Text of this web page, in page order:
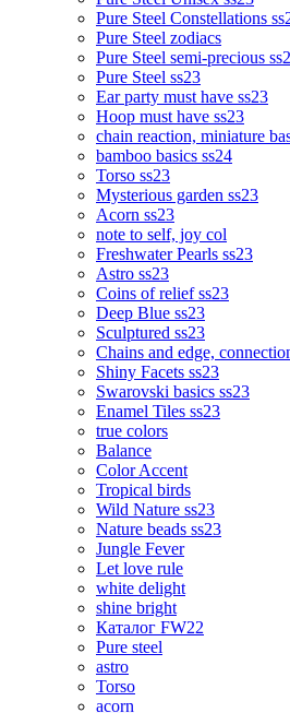
Pure Steel Constellations
Pure Steel zodiacs
Pure Steel semi-precious
Pure Steel ss23
Ear party must have ss23
Hoop must have ss23
chain reaction, miniature
bamboo basics ss24
Torso ss23
Mysterious garden ss23
Acorn ss23
note to self, joy col
Freshwater Pearls ss23
Astro ss23
Coins of relief ss23
Deep Blue ss23
Sculptured ss23
Chains and edge,
Shiny Facets ss23
Swarovski basics ss23
Enamel Tiles ss23
true colors
Balance
Color Accent
Tropical birds
Wild Nature ss23
Nature beads ss23
Jungle Fever
Let love rule
white delight
shine bright
Каталог FW22
Pure steel
astro
Torso
acorn